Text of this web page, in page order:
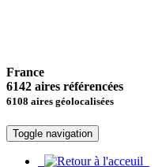
France
6142 aires référencées
6108 aires géolocalisées
Toggle navigation